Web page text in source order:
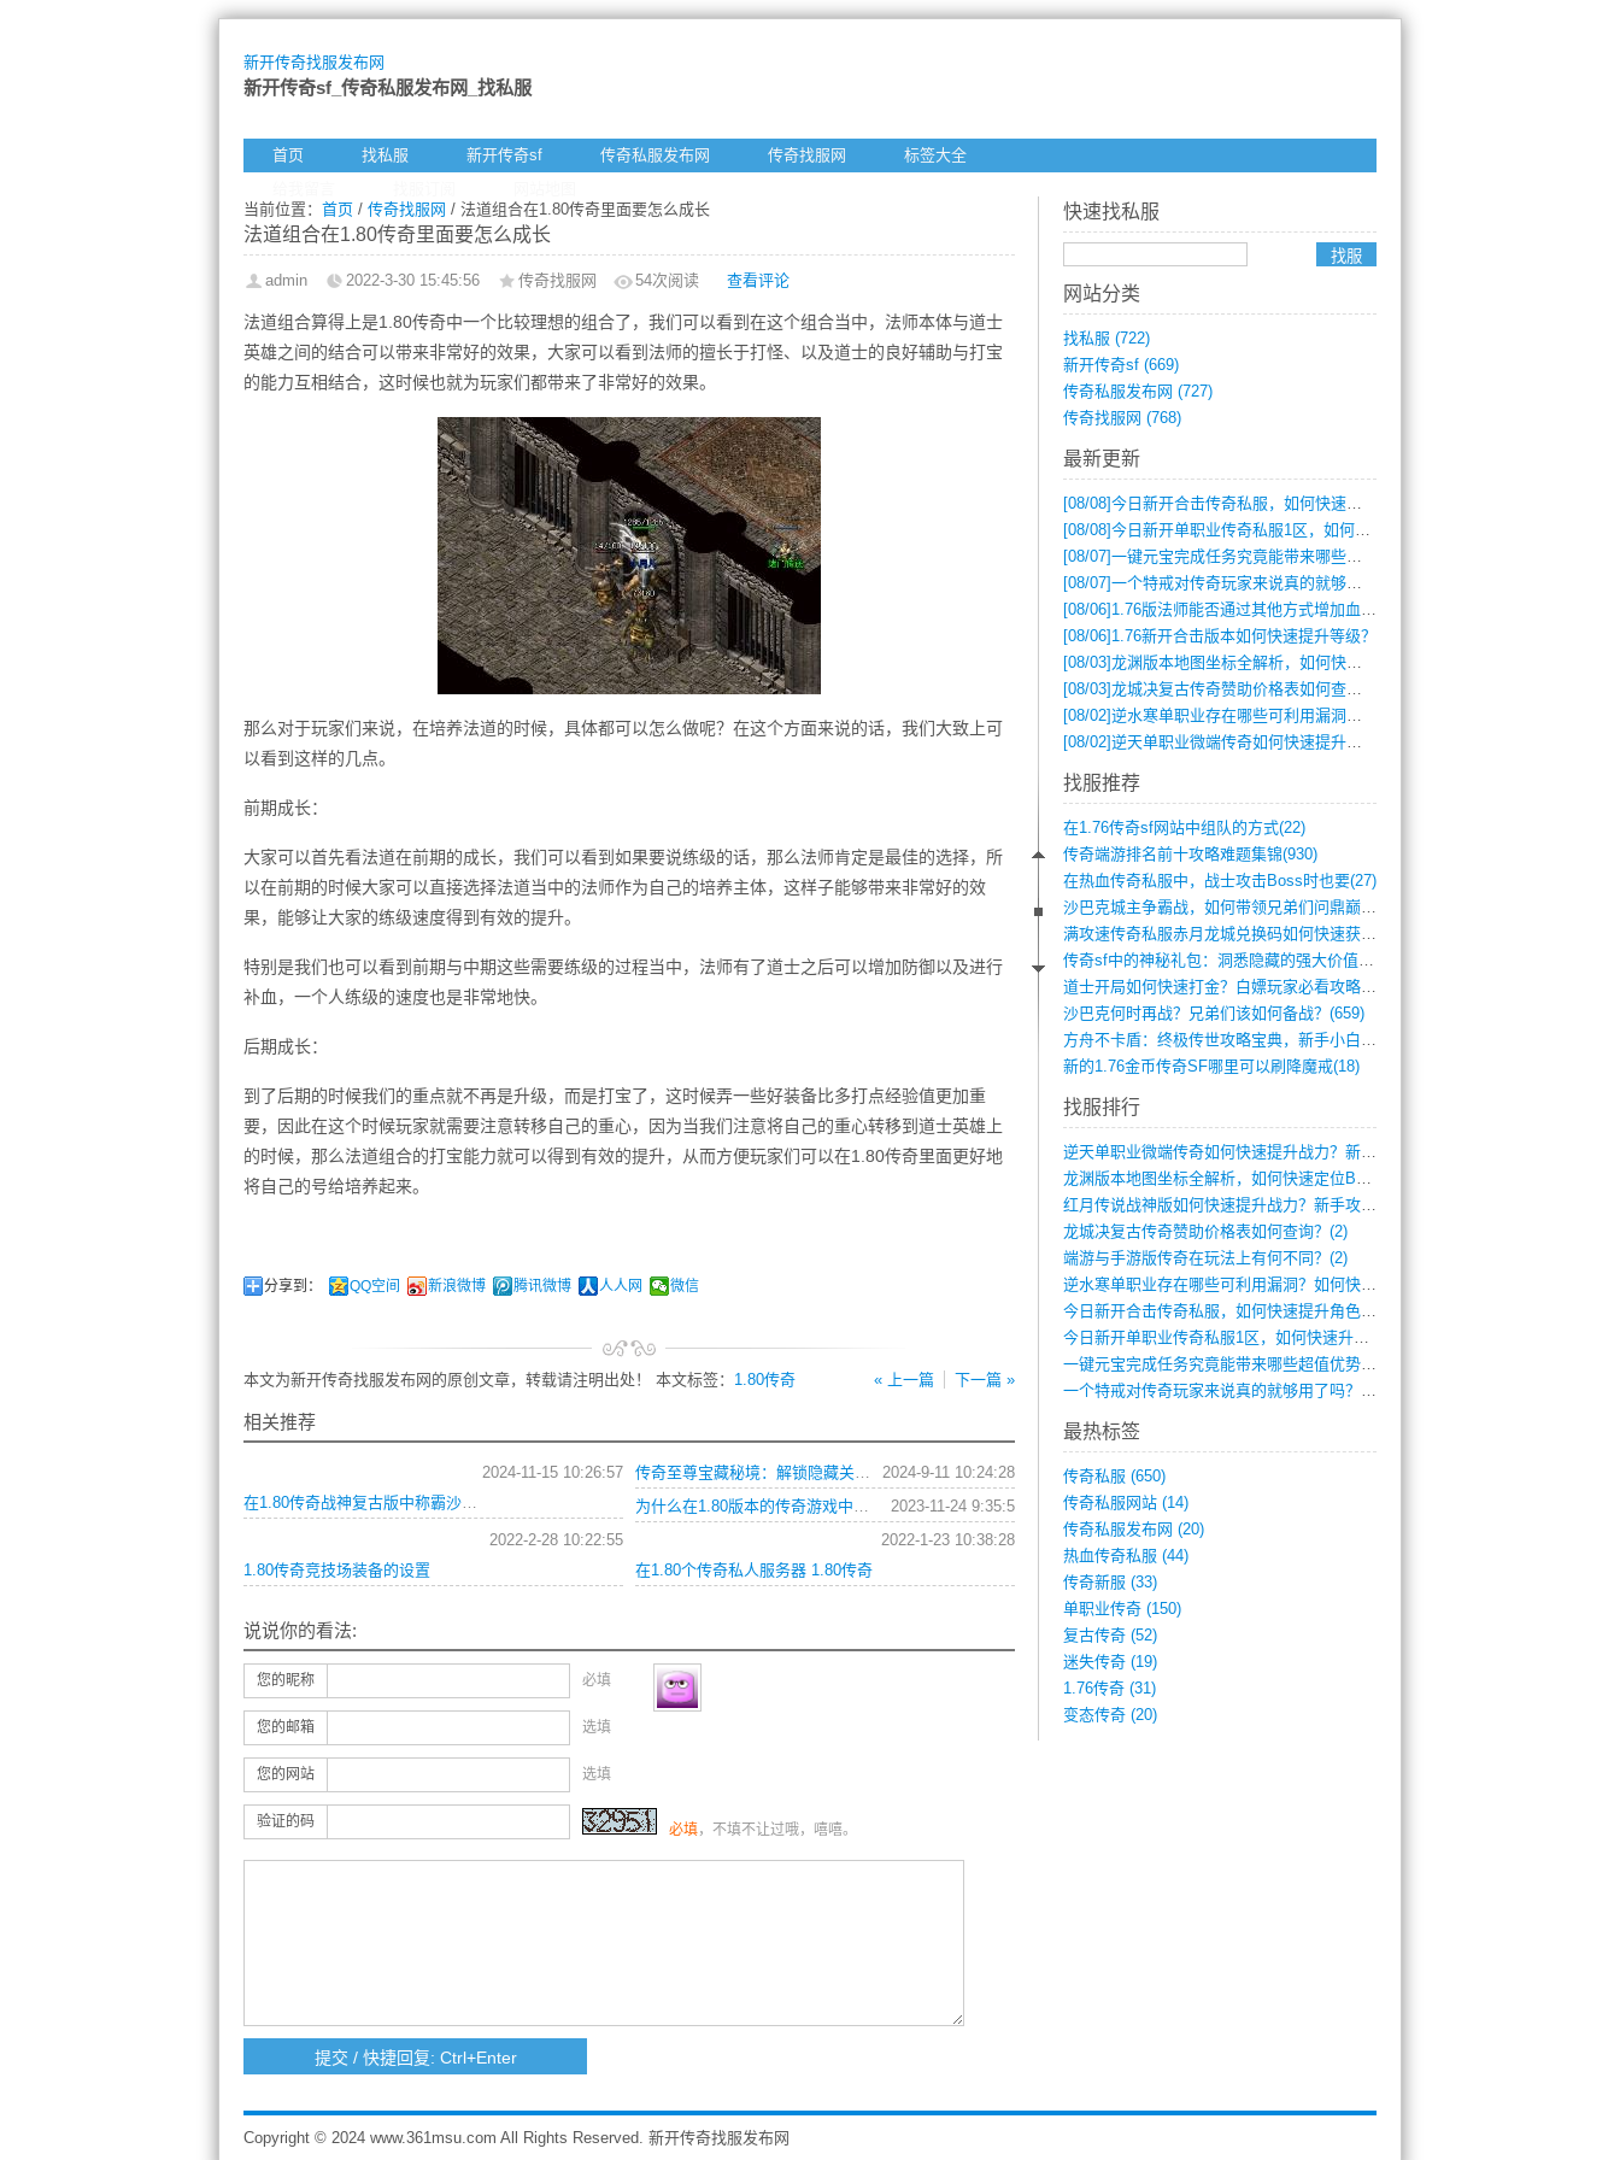
新开传奇找服发布网
新开传奇sf_传奇私服发布网_找私服
首页 找私服 新开传奇sf 传奇私服发布网 传奇找服网
标签大全
当前位置： 首页 / 传奇找服网 / 法道组合在1.80传奇里面要怎么成长
法道组合在1.80传奇里面要怎么成长
admin 2022-3-30 15:45:56 传奇找服网 54次阅读 查看评论
法道组合算得上是1.80传奇中一个比较理想的组合了，我们可以看到在这个组合当中，法师本体与道士
英雄之间的结合可以带来非常好的效果，大家可以看到法师的擅长于打怪、以及道士的良好辅助与打宝
的能力互相结合，这时候也就为玩家们都带来了非常好的效果。
那么对于玩家们来说，在培养法道的时候，具体都可以怎么做呢？在这个方面来说的话，我们大致上可
以看到这样的几点。
前期成长：
大家可以首先看法道在前期的成长，我们可以看到如果要说练级的话，那么法师肯定是最佳的选择，所
以在前期的时候大家可以直接选择法道当中的法师作为自己的培养主体，这样子能够带来非常好的效
果，能够让大家的练级速度得到有效的提升。
特别是我们也可以看到前期与中期这些需要练级的过程当中，法师有了道士之后可以增加防御以及进行
补血，一个人练级的速度也是非常地快。
后期成长：
到了后期的时候我们的重点就不再是升级，而是打宝了，这时候弄一些好装备比多打点经验值更加重
要，因此在这个时候玩家就需要注意转移自己的重心，因为当我们注意将自己的重心转移到道士英雄上
的时候，那么法道组合的打宝能力就可以得到有效的提升，从而方便玩家们可以在1.80传奇里面更好地
将自己的号给培养起来。
分享到： QQ空间 新浪微博 腾讯微博 人人网 微信
« 上一篇 下一篇 »
本文为新开传奇找服发布网的原创文章，转载请注明出处！ 本文标签： 1.80传奇
相关推荐
2024-11-15 10:26:57
在1.80传奇战神复古版中称霸沙巴克的快速战力提升攻略
2024-9-11 10:24:28
传奇至尊宝藏秘境：解锁隐藏关卡攻略
2023-11-24 9:35:5
为什么在1.80版本的传奇游戏中，后期更加需要高准系
2022-2-28 10:22:55
1.80传奇竞技场装备的设置
2022-1-23 10:38:28
在1.80个传奇私人服务器 1.80传奇
说说你的看法:
您的昵称 必填
您的邮箱 选填
您的网站 选填
验证的码 必填，不填不让过哦，嘻嘻。
快速找私服
网站分类
找私服 (722)
新开传奇sf (669)
传奇私服发布网 (727)
传奇找服网 (768)
最新更新
[08/08]今日新开合击传奇私服，如何快速提升角色战力？
[08/08]今日新开单职业传奇私服1区，如何快速升级与获取顶级装备？
[08/07]一键元宝完成任务究竟能带来哪些超值优势？
[08/07]一个特戒对传奇玩家来说真的就够用了吗？
[08/06] 1.76版法师能否通过其他方式增加血量？
[08/06] 1.76新开合击版本如何快速提升等级？
[08/03]龙渊版本地图坐标全解析，如何快速定位BOSS位置？
[08/03]龙城决复古传奇赞助价格表如何查询？
[08/02]逆水寒单职业存在哪些可利用漏洞？如何快速提升战力？
[08/02]逆天单职业微端传奇如何快速提升战力？新手必看攻略
找服推荐
在1.76传奇sf网站中组队的方式(22)
传奇端游排名前十攻略难题集锦(930)
在热血传奇私服中，战士攻击Boss时也要(27)
沙巴克城主争霸战，如何带领兄弟们问鼎巅峰(565)
满攻速传奇私服赤月龙城兑换码如何快速获取(676)
传奇sf中的神秘礼包：洞悉隐藏的强大价值(427)
道士开局如何快速打金？白嫖玩家必看攻略(5)
沙巴克何时再战？兄弟们该如何备战？(659)
方舟不卡盾：终极传世攻略宝典，新手小白逆(495)
新的1.76金币传奇SF哪里可以刷降魔戒(18)
找服排行
逆天单职业微端传奇如何快速提升战力？新手(4)
龙渊版本地图坐标全解析，如何快速定位BO(3)
红月传说战神版如何快速提升战力？新手攻略(3)
龙城决复古传奇赞助价格表如何查询？(2)
端游与手游版传奇在玩法上有何不同？(2)
逆水寒单职业存在哪些可利用漏洞？如何快速(1)
今日新开合击传奇私服，如何快速提升角色战(0)
今日新开单职业传奇私服1区，如何快速升级(0)
一键元宝完成任务究竟能带来哪些超值优势？(0)
一个特戒对传奇玩家来说真的就够用了吗？(0)
最热标签
传奇私服 (650)
传奇私服网站 (14)
传奇私服发布网 (20)
热血传奇私服 (44)
传奇新服 (33)
单职业传奇 (150)
复古传奇 (52)
迷失传奇 (19)
1.76传奇 (31)
变态传奇 (20)
Copyright © 2024 www.361msu.com All Rights Reserved. 新开传奇找服发布网